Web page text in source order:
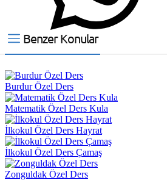
Benzer Konular
Burdur Özel Ders
Matematik Özel Ders Kula
İlkokul Özel Ders Hayrat
İlkokul Özel Ders Çamaş
Zonguldak Özel Ders